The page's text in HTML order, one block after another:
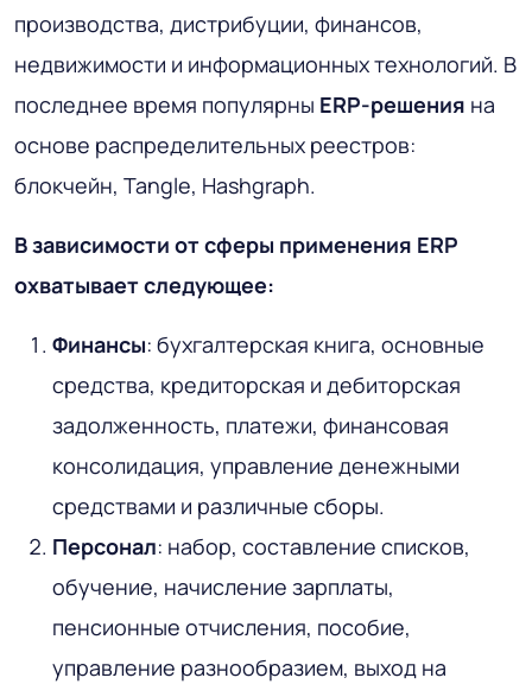
производства, дистрибуции, финансов,
недвижимости и информационных технологий. В
последнее время популярны ERP-решения на
основе распределительных реестров:
блокчейн, Tangle, Hashgraph.
В зависимости от сферы применения ERP
охватывает следующее:
Финансы: бухгалтерская книга, основные
средства, кредиторская и дебиторская
задолженность, платежи, финансовая
консолидация, управление денежными
средствами и различные сборы.
Персонал: набор, составление списков,
обучение, начисление зарплаты,
пенсионные отчисления, пособие,
управление разнообразием, выход на